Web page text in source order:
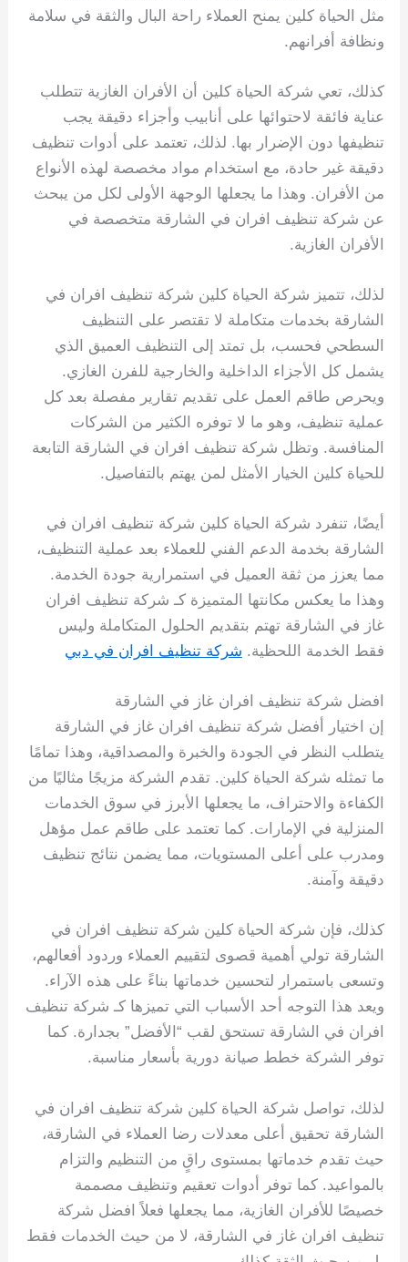
مثل الحياة كلين يمنح العملاء راحة البال والثقة في سلامة
ونظافة أفرانهم.
كذلك، تعي شركة الحياة كلين أن الأفران الغازية تتطلب
عناية فائقة لاحتوائها على أنابيب وأجزاء دقيقة يجب
تنظيفها دون الإضرار بها. لذلك، تعتمد على أدوات تنظيف
دقيقة غير حادة، مع استخدام مواد مخصصة لهذه الأنواع
من الأفران. وهذا ما يجعلها الوجهة الأولى لكل من يبحث
عن شركة تنظيف افران في الشارقة متخصصة في
الأفران الغازية.
لذلك، تتميز شركة الحياة كلين شركة تنظيف افران في
الشارقة بخدمات متكاملة لا تقتصر على التنظيف
السطحي فحسب، بل تمتد إلى التنظيف العميق الذي
يشمل كل الأجزاء الداخلية والخارجية للفرن الغازي.
ويحرص طاقم العمل على تقديم تقارير مفصلة بعد كل
عملية تنظيف، وهو ما لا توفره الكثير من الشركات
المنافسة. وتظل شركة تنظيف افران في الشارقة التابعة
للحياة كلين الخيار الأمثل لمن يهتم بالتفاصيل.
أيضًا، تنفرد شركة الحياة كلين شركة تنظيف افران في
الشارقة بخدمة الدعم الفني للعملاء بعد عملية التنظيف،
مما يعزز من ثقة العميل في استمرارية جودة الخدمة.
وهذا ما يعكس مكانتها المتميزة كـ شركة تنظيف افران
غاز في الشارقة تهتم بتقديم الحلول المتكاملة وليس
فقط الخدمة اللحظية. شركة تنظيف افران في دبي
افضل شركة تنظيف افران غاز في الشارقة
إن اختيار أفضل شركة تنظيف افران غاز في الشارقة
يتطلب النظر في الجودة والخبرة والمصداقية، وهذا تمامًا
ما تمثله شركة الحياة كلين. تقدم الشركة مزيجًا مثاليًا من
الكفاءة والاحتراف، ما يجعلها الأبرز في سوق الخدمات
المنزلية في الإمارات. كما تعتمد على طاقم عمل مؤهل
ومدرب على أعلى المستويات، مما يضمن نتائج تنظيف
دقيقة وآمنة.
كذلك، فإن شركة الحياة كلين شركة تنظيف افران في
الشارقة تولي أهمية قصوى لتقييم العملاء وردود أفعالهم،
وتسعى باستمرار لتحسين خدماتها بناءً على هذه الآراء.
ويعد هذا التوجه أحد الأسباب التي تميزها كـ شركة تنظيف
افران في الشارقة تستحق لقب “الأفضل” بجدارة. كما
توفر الشركة خطط صيانة دورية بأسعار مناسبة.
لذلك، تواصل شركة الحياة كلين شركة تنظيف افران في
الشارقة تحقيق أعلى معدلات رضا العملاء في الشارقة،
حيث تقدم خدماتها بمستوى راقٍ من التنظيم والتزام
بالمواعيد. كما توفر أدوات تعقيم وتنظيف مصممة
خصيصًا للأفران الغازية، مما يجعلها فعلاً افضل شركة
تنظيف افران غاز في الشارقة، لا من حيث الخدمات فقط